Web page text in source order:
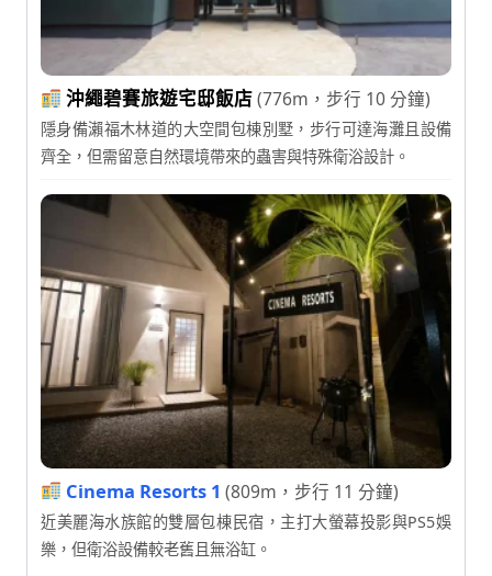
沖繩碧賽旅遊宅邸飯店(776m，步行 10 分鐘)
隱身備瀨福木林道的大空間包棟別墅，步行可達海灘且設備
齊全，但需留意自然環境帶來的蟲害與特殊衛浴設計。
Cinema Resorts 1 (809m，步行 11 分鐘)
近美麗海水族館的雙層包棟民宿，主打大螢幕投影與PS5娛
樂，但衛浴設備較老舊且無浴缸。